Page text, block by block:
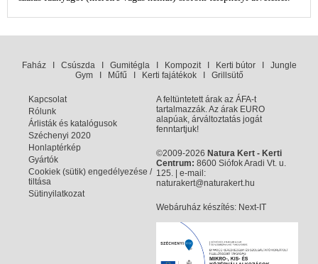
FaházI CsúszdaI GumitéglaI KompozitI Kerti bútorI Jungle
GymI Műfű Kerti fajátékokI Grillsütő
Kapcsolat
Rólunk
Árlisták és katalógusok
Széchenyi 2020
Honlaptérkép
Gyártók
Cookiek (sütik) engedélyezése /
tiltása
Sütinyilatkozat
A feltüntetett árak az ÁFA-t
tartalmazzák. Az árak EURO
alapúak, árváltoztatás jogát
fenntartjuk!
©2009-2026 Natura Kert - Kerti
Centrum: 8600 Siófok Aradi Vt. u.
125. | e-mail:
naturakert@naturakert.hu
Webáruház készítés: Next-IT